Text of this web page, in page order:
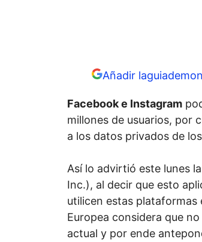
Añadir
Facebook e Instagram
millones de usuarios, por
a los datos privados de
Así lo advirtió este lunes
Inc.), al decir que esto
utilicen estas plataformas
Europea considera que
actual y por ende